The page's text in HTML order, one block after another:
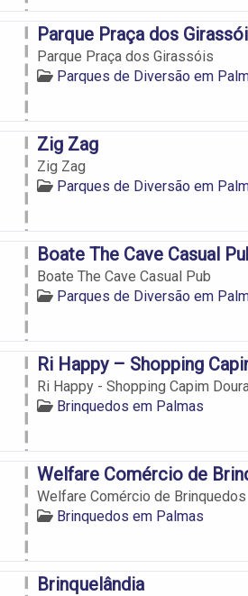
Parque Praça dos
Parque Praça dos Girassóis
Parques de Diversão em
Zig Zag
Zig Zag
Parques de Diversão em
Boate The Cave Casual
Boate The Cave Casual Pub
Parques de Diversão em
Ri Happy – Shopping
Ri Happy - Shopping Capim
Brinquedos em Palmas
Welfare Comércio de
Welfare Comércio de Brinquedos
Brinquedos em Palmas
Brinquelândia